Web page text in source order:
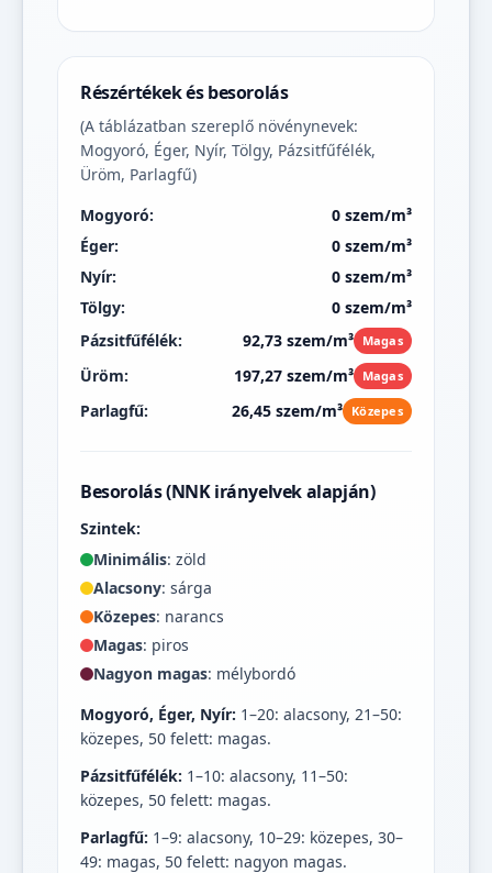
Részértékek és besorolás
(A táblázatban szereplő növénynevek:
Mogyoró, Éger, Nyír, Tölgy, Pázsitfűfélék,
Üröm, Parlagfű)
Mogyoró:
0 szem/m³
Éger:
0 szem/m³
Nyír:
0 szem/m³
Tölgy:
0 szem/m³
Pázsitfűfélék:
92,73 szem/m³ Magas
Üröm: 197,27 szem/m³ Magas
Parlagfű: 26,45 szem/m³ Közepes
Besorolás (NNK irányelvek alapján)
Szintek:
Minimális: zöld
Alacsony: sárga
Közepes: narancs
Magas: piros
Nagyon magas: mélybordó
Mogyoró, Éger, Nyír: 1–20: alacsony, 21–50:
közepes, 50 felett: magas.
Pázsitfűfélék: 1–10: alacsony, 11–50:
közepes, 50 felett: magas.
Parlagfű: 1–9: alacsony, 10–29: közepes, 30–
49: magas, 50 felett: nagyon magas.